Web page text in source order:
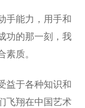
手能力，用手和
功的那一刻，我
素质。
益于各种知识和
飞翔在中国艺术